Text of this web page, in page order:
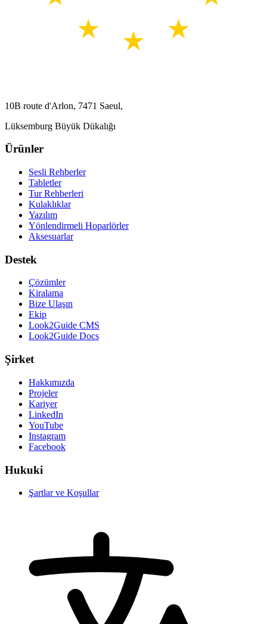
10B route d'Arlon, 7471 Saeul,
Lüksemburg Büyük Dükalığı
Ürünler
Sesli Rehberler
Tabletler
Tur Rehberleri
Kulaklıklar
Yazılım
Yönlendirmeli Hoparlörler
Aksesuarlar
Destek
Çözümler
Kiralama
Bize Ulaşın
Ekip
Look2Guide CMS
Look2Guide Docs
Şirket
Hakkımızda
Projeler
Kariyer
LinkedIn
YouTube
Instagram
Facebook
Hukuki
Şartlar ve Koşullar